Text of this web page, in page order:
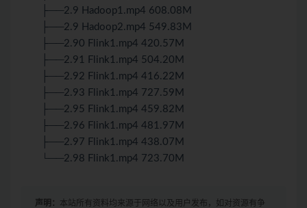
├──2.9 Hadoop1.mp4 608.08M
├──2.9 Hadoop2.mp4 549.83M
├──2.90 Flink1.mp4 420.57M
├──2.91 Flink1.mp4 504.20M
├──2.92 Flink1.mp4 416.22M
├──2.93 Flink1.mp4 727.59M
├──2.95 Flink1.mp4 459.82M
├──2.96 Flink1.mp4 481.97M
├──2.97 Flink1.mp4 438.07M
└──2.98 Flink1.mp4 723.70M
声明： 本站所有资料均来源于网络以及用户发布，如对资源有争